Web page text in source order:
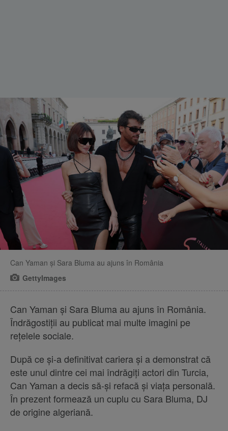
Can Yaman și Sara Bluma au ajuns în România
GettyImages
Can Yaman și Sara Bluma au ajuns în România.
Îndrăgostiții au publicat mai multe imagini pe
rețelele sociale.
După ce și-a definitivat cariera și a demonstrat că
este unul dintre cei mai îndrăgiți actori din Turcia,
Can Yaman a decis să-și refacă și viața personală.
În prezent formează un cuplu cu Sara Bluma, DJ
de origine algeriană.